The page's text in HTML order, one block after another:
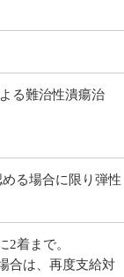
る難治性潰瘍治
る場合に限り弾性
2着まで。
合は、再度支給対